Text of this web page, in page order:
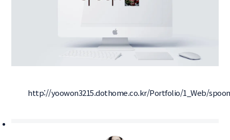
http://yoowon3215.dothome.co.kr/Portfolio/1_Web/